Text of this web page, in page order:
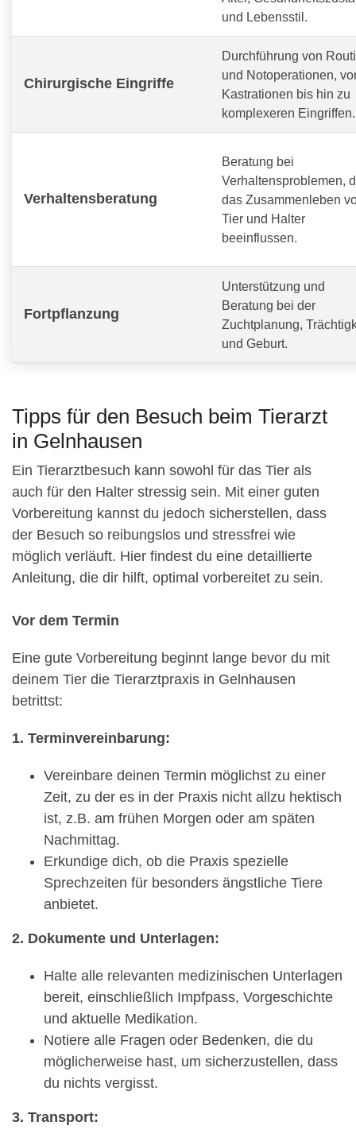
und Lebensstil.
Chirurgische Eingriffe
Durchführung von
und Notoperationen,
Kastrationen bis hin zu
komplexeren Eingriffen.
Verhaltensberatung
Beratung bei
Verhaltensproblemen,
das Zusammenleben
Tier und Halter
beeinflussen.
Fortpflanzung
Unterstützung und
Beratung bei der
Zuchtplanung,
und Geburt.
Tipps für den Besuch beim Tierarzt
in Gelnhausen
Ein Tierarztbesuch kann sowohl für das Tier als
auch für den Halter stressig sein. Mit einer guten
Vorbereitung kannst du jedoch sicherstellen, dass
der Besuch so reibungslos und stressfrei wie
möglich verläuft. Hier findest du eine detaillierte
Anleitung, die dir hilft, optimal vorbereitet zu sein.
Vor dem Termin
Eine gute Vorbereitung beginnt lange bevor du mit
deinem Tier die Tierarztpraxis in Gelnhausen
betrittst:
1. Terminvereinbarung:
Vereinbare deinen Termin möglichst zu einer
Zeit, zu der es in der Praxis nicht allzu hektisch
ist, z.B. am frühen Morgen oder am späten
Nachmittag.
Erkundige dich, ob die Praxis spezielle
Sprechzeiten für besonders ängstliche Tiere
anbietet.
2. Dokumente und Unterlagen:
Halte alle relevanten medizinischen Unterlagen
bereit, einschließlich Impfpass, Vorgeschichte
und aktuelle Medikation.
Notiere alle Fragen oder Bedenken, die du
möglicherweise hast, um sicherzustellen, dass
du nichts vergisst.
3. Transport: